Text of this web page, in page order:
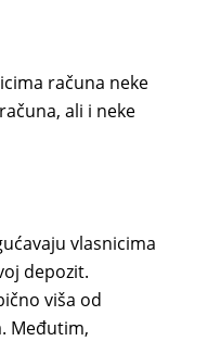
računa neke
ali i neke
vlasnicima
depozit.
viša od
Međutim,